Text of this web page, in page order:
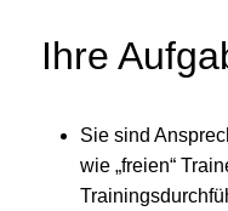
Ihre
Sie sind
wie „freien“